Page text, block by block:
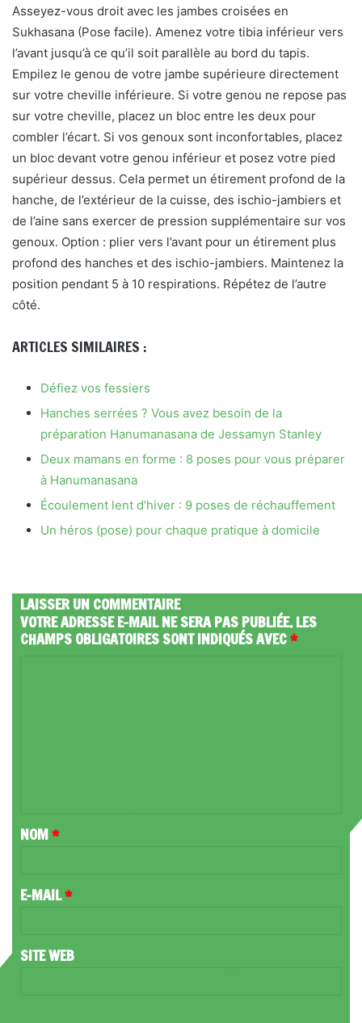
Asseyez-vous droit avec les jambes croisées en
Sukhasana (Pose facile). Amenez votre tibia inférieur vers
l’avant jusqu’à ce qu’il soit parallèle au bord du tapis.
Empilez le genou de votre jambe supérieure directement
sur votre cheville inférieure. Si votre genou ne repose pas
sur votre cheville, placez un bloc entre les deux pour
combler l’écart. Si vos genoux sont inconfortables, placez
un bloc devant votre genou inférieur et posez votre pied
supérieur dessus. Cela permet un étirement profond de la
hanche, de l’extérieur de la cuisse, des ischio-jambiers et
de l’aine sans exercer de pression supplémentaire sur vos
genoux. Option : plier vers l’avant pour un étirement plus
profond des hanches et des ischio-jambiers. Maintenez la
position pendant 5 à 10 respirations. Répétez de l’autre
côté.
ARTICLES SIMILAIRES :
Défiez vos fessiers
Hanches serrées ? Vous avez besoin de la
préparation Hanumanasana de Jessamyn Stanley
Deux mamans en forme : 8 poses pour vous préparer
à Hanumanasana
Écoulement lent d’hiver : 9 poses de réchauffement
Un héros (pose) pour chaque pratique à domicile
LAISSER UN COMMENTAIRE
VOTRE ADRESSE E-MAIL NE SERA PAS PUBLIÉE.LES
CHAMPS OBLIGATOIRES SONT INDIQUÉS AVEC*
A
R
NOM*
E-MAIL*
SITE WEB